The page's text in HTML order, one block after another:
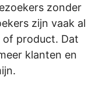
zonder
zijn vaak al
of product. Dat
klanten en